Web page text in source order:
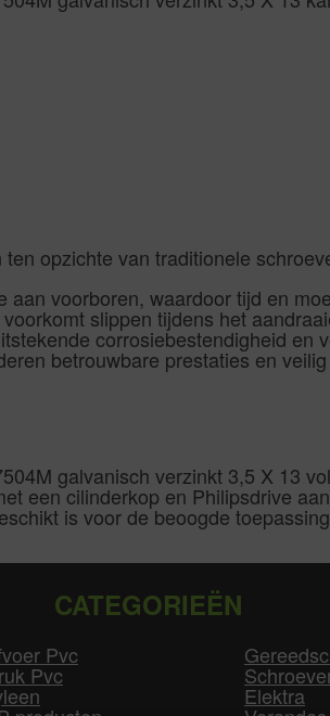
opzichte van traditionele
voorboren, waardoor tijd en
slippen tijdens het
corrosiebestendigheid en
betrouwbare prestaties en
galvanisch verzinkt 3,5 X 13
een cilinderkop en Philipsdrive
is voor de beoogde
CATEGORIEËN
Pvc
Pvc
Elektra